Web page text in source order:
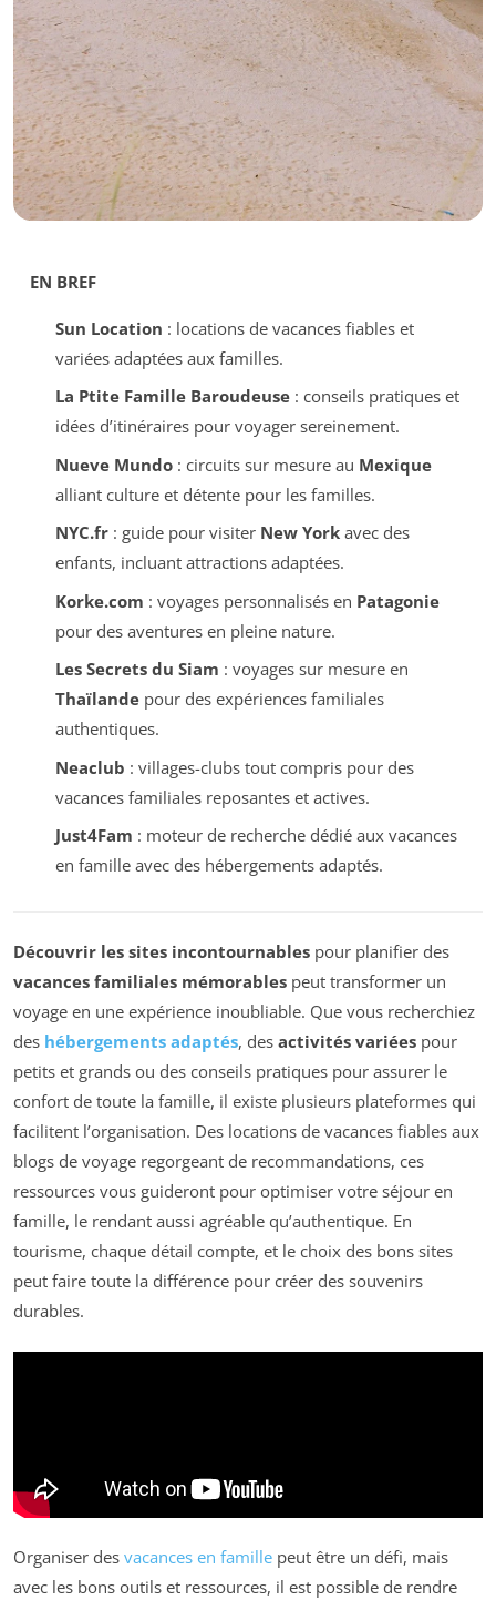
EN BREF
Sun Location : locations de vacances fiables et
variées adaptées aux familles.
La Ptite Famille Baroudeuse: conseils pratiques et
idées d’itinéraires pour voyager sereinement.
Nueve Mundo: circuits sur mesure au Mexique
alliant culture et détente pour les familles.
NYC.fr: guide pour visiter New Yorkavec des
enfants, incluant attractions adaptées.
Korke.com : voyages personnalisés en Patagonie
pour des aventures en pleine nature.
Les Secrets du Siam : voyages sur mesure en
Thaïlandepour des expériences familiales
authentiques.
Neaclub : villages-clubs tout compris pour des
vacances familiales reposantes et actives.
Just4Fam : moteur de recherche dédié aux vacances
en famille avec des hébergements adaptés.
Découvrir les sites incontournables pour planifier des
vacances familiales mémorables peut transformer un
voyage en une expérience inoubliable. Que vous recherchiez
des hébergements adaptés, des activités variées pour
petits et grands ou des conseils pratiques pour assurer le
confort de toute la famille, il existe plusieurs plateformes qui
facilitent l’organisation. Des locations de vacances fiables aux
blogs de voyage regorgeant de recommandations, ces
ressources vous guideront pour optimiser votre séjour en
famille, le rendant aussi agréable qu’authentique. En
tourisme, chaque détail compte, et le choix des bons sites
peut faire toute la différence pour créer des souvenirs
durables.
Organiser des vacances en famille peut être un défi, mais
avec les bons outils et ressources, il est possible de rendre